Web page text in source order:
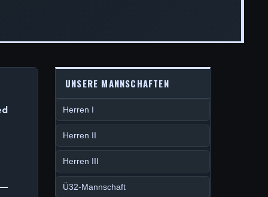
UNSERE MANNSCHAFTEN
Herren I
Herren II
Herren III
Ü32-Mannschaft